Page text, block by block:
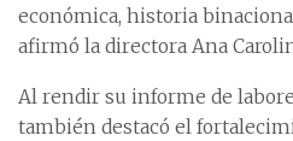
económica, historia
afirmó la directora Ana
Al rendir su informe de
también destacó el